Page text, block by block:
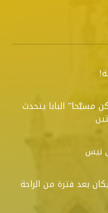
مسبَّحا” البابا يتحدث
نيس
بعد فترة من الراحة